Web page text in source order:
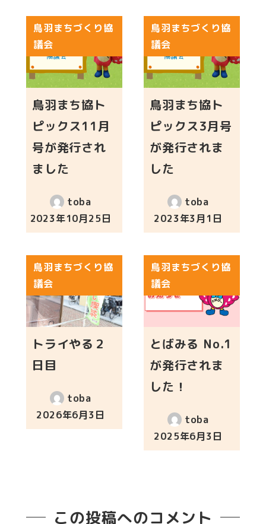
鳥羽まちづくり協
議会
鳥羽まち協ト
ピックス11月
号が発行され
ました
toba
投稿日
2023年10月25日
鳥羽まちづくり協
議会
鳥羽まち協ト
ピックス3月号
が発行されま
した
toba
投稿日
2023年3月1日
鳥羽まちづくり協
議会
トライやる２
日目
toba
投稿日
2026年6月3日
鳥羽まちづくり協
議会
とばみる No.1
が発行されま
した！
toba
投稿日
2025年6月3日
この投稿へのコメント